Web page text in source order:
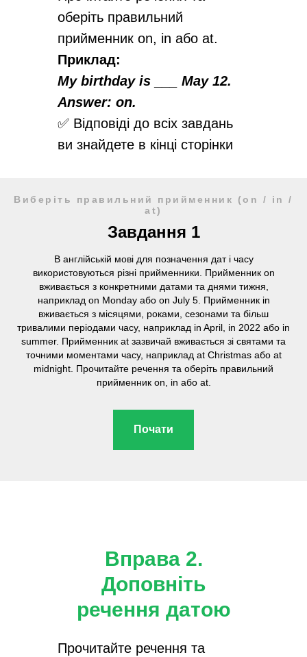
оберіть правильний
прийменник on, in або at.
Приклад:
My birthday is ___ May 12.
Answer: on.
✅ Відповіді до всіх завдань
ви знайдете в кінці сторінки
Виберіть правильний прийменник (on / in /
at)
Завдання 1
В англійській мові для позначення дат і часу
використовуються різні прийменники. Прийменник on
вживається з конкретними датами та днями тижня,
наприклад on Monday або on July 5. Прийменник in
вживається з місяцями, роками, сезонами та більш
тривалими періодами часу, наприклад in April, in 2022 або in
summer. Прийменник at зазвичай вживається зі святами та
точними моментами часу, наприклад at Christmas або at
midnight. Прочитайте речення та оберіть правильний
прийменник on, in або at.
Почати
Прочитайте речення та
Вправа 2.
Доповніть
речення датою